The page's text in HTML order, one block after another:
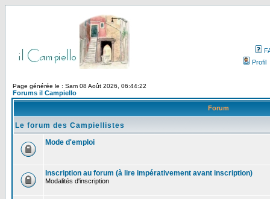
Profil
Page générée le : Sam 08 Août 2026, 06:44:22
Forums il Campiello
Forum
Le forum des Campiellistes
Mode d'emploi
Inscription au forum (à lire impérativement avant inscription)
Modalités d'inscription